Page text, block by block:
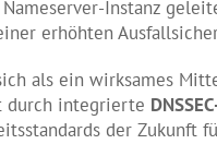
Instanz
erhöhten
als ein wirksames
durch integrierte
der Zukunft